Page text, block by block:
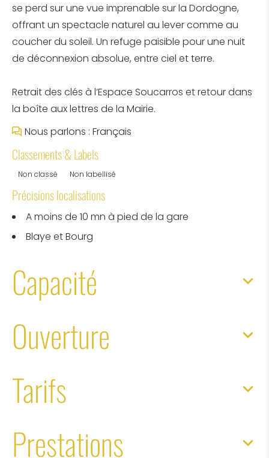
se perd sur une vue imprenable sur la Dordogne,
offrant un spectacle naturel au lever comme au
coucher du soleil. Un refuge paisible pour une nuit
de déconnexion absolue, entre ciel et terre.
Retrait des clés à l’Espace Soucarros et retour dans
la boîte aux lettres de la Mairie.
Nous parlons : Français
Classements & Labels
Non classé Non labellisé
Précisions localisations
A moins de 10 mn à pied de la gare
Blaye et Bourg
Capacité
Ouverture
Tarifs
Prestations